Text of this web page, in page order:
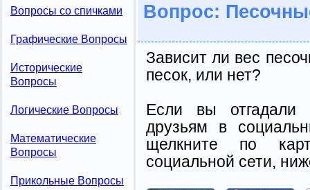
Вопросы со спичками
Графические Вопросы
Исторические
Вопросы
Логические Вопросы
Математические
Вопросы
Прикольные Вопросы
Вопрос:
Зависит ли вес
песок, или нет?
Если вы отгадали
друзьям в
щелкните по
социальной сети,